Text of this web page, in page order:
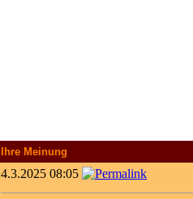
Ihre Meinung
4.3.2025 08:05